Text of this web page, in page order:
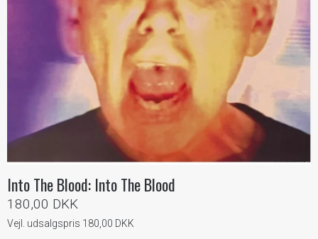
Into The Blood: Into The Blood
180,00 DKK
Vejl. udsalgspris 180,00 DKK